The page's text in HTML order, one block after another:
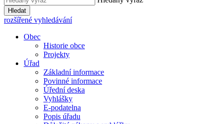
Hledat
rozšířené vyhledávání
Obec
Historie obce
Projekty
Úřad
Základní informace
Povinné informace
Úřední deska
Vyhlášky
E-podatelna
Popis úřadu